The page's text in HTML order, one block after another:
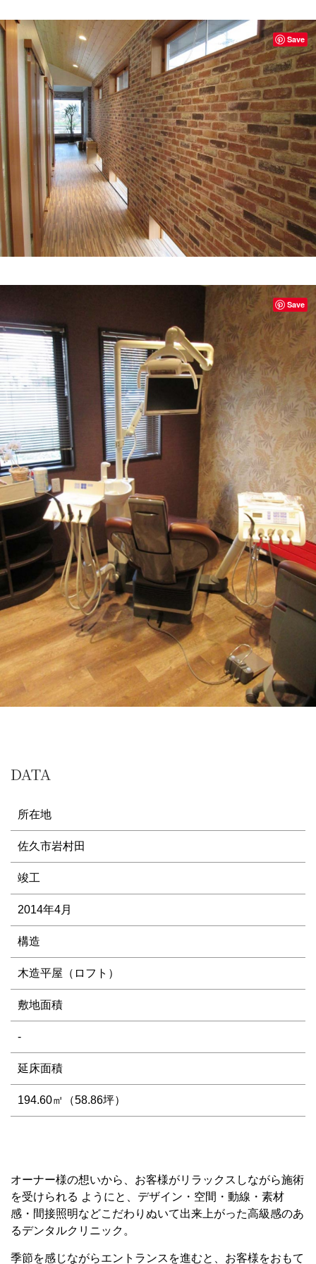
Save
Save
DATA
所在地
佐久市岩村田
竣工
2014年4月
構造
木造平屋（ロフト）
敷地面積
-
延床面積
194.60㎡（58.86坪）
オーナー様の想いから、お客様がリラックスしながら施術
を受けられる ようにと、デザイン・空間・動線・素材
感・間接照明などこだわりぬいて出来上がった高級感のあ
るデンタルクリニック。
季節を感じながらエントランスを進むと、お客様をおもて